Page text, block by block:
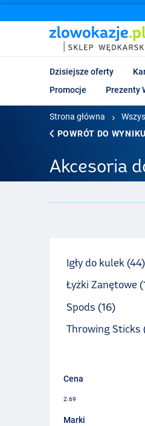
Dzisiejsze oferty
Promocje
Prezenty
Strona główna
POWRÓT DO WYNIKU
Akcesoria
Igły do kulek (44)
Łyżki Zanętowe
Spods (16)
Throwing Sticks
Cena
2.69
Marki